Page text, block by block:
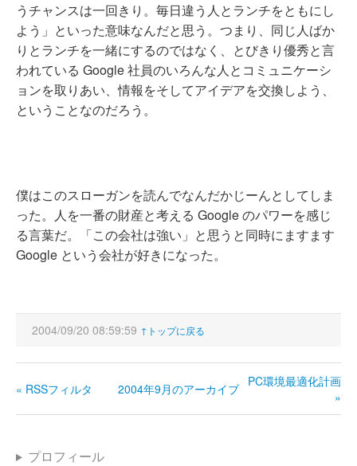
うチャンスは一回きり。毎日違う人とランチをともにし
よう」といった意味なんだと思う。つまり、同じ人ばか
りとランチを一緒にするのではなく、とびきり優秀と言
われている Google 社員のいろんな人とコミュニケーシ
ョンを取りあい、情報をそしてアイデアを交換しよう、
ということなのだろう。
僕はこのスローガンを読んでなんだかじーんとしてしま
った。人を一番の財産と考える Google のパワーを感じ
る言葉だ。「この会社は強い」と思うと同時にますます
Google という会社が好きになった。
2004/09/20 08:59:59 ↑トップに戻る
« RSSフィルタ 2004年9月のアーカイブ PC環境最適化計画
»
プロフィール